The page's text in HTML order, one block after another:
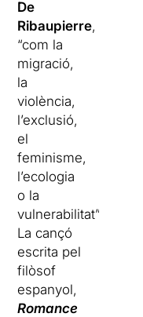
De
Ribaupierre,
“com la
migració,
la
violència,
l’exclusió,
el
feminisme,
l’ecologia
o la
vulnerabilitat”.
La cançó
escrita pel
filòsof
espanyol,
Romance